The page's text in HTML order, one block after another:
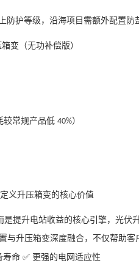
防护等级，沿海项目需额外配置防
变（无功补偿版）
较常规产品低 40%）
义升压箱变的核心价值
提升电站收益的核心引擎，光伏
与升压箱变深度融合，不仅帮助
命 ✅ 更强的电网适应性